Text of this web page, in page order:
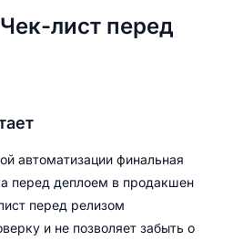
лист перед
автоматизации финальная
перед деплоем в продакшен
перед релизом
и не позволяет забыть о